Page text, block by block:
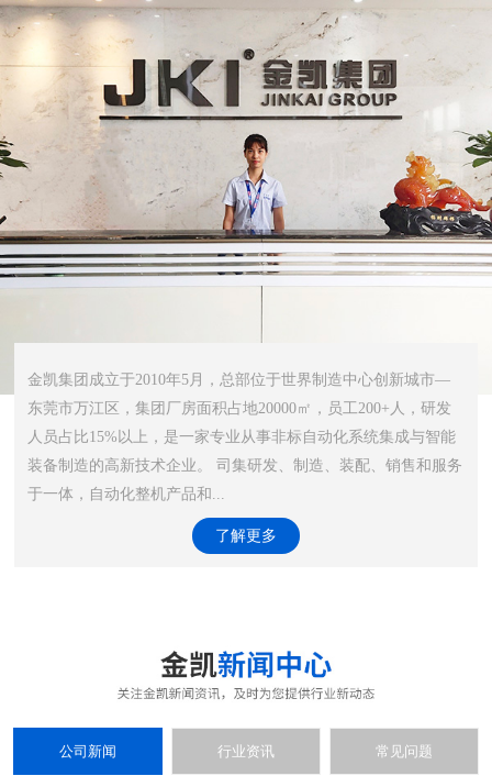
金凯集团成立于2010年5月，总部位于世界制造中心创新城市—
东莞市万江区，集团厂房面积占地20000㎡，员工200+人，研发
人员占比15%以上，是一家专业从事非标自动化系统集成与智能
装备制造的高新技术企业。 司集研发、制造、装配、销售和服务
于一体，自动化整机产品和...
了解更多
公司新闻 行业资讯 常见问题